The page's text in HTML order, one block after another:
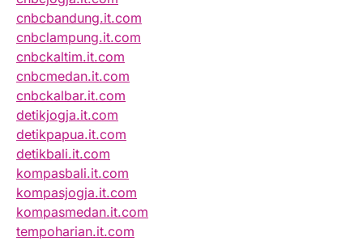
cnbcbandung.it.com
cnbclampung.it.com
cnbckaltim.it.com
cnbcmedan.it.com
cnbckalbar.it.com
detikjogja.it.com
detikpapua.it.com
detikbali.it.com
kompasbali.it.com
kompasjogja.it.com
kompasmedan.it.com
tempoharian.it.com